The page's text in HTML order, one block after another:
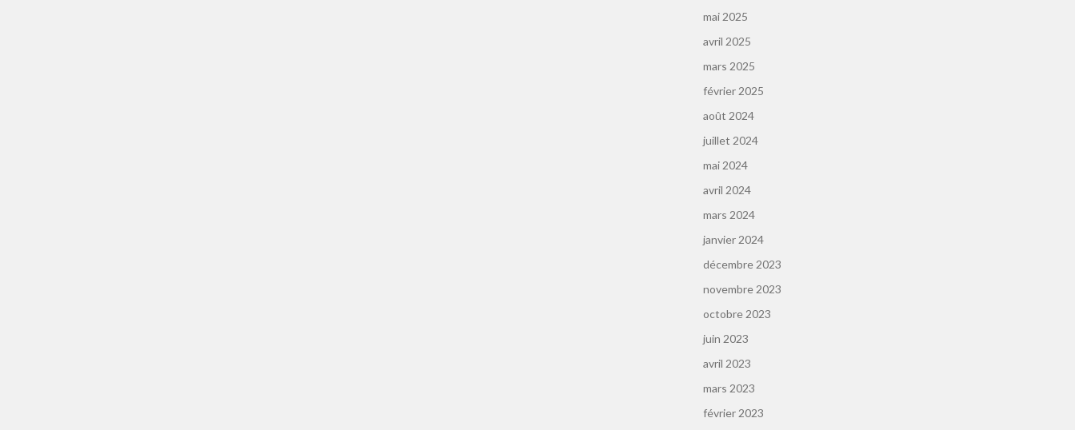
mai 2025
avril 2025
mars 2025
février 2025
août 2024
juillet 2024
mai 2024
avril 2024
mars 2024
janvier 2024
décembre 2023
novembre 2023
octobre 2023
juin 2023
avril 2023
mars 2023
février 2023